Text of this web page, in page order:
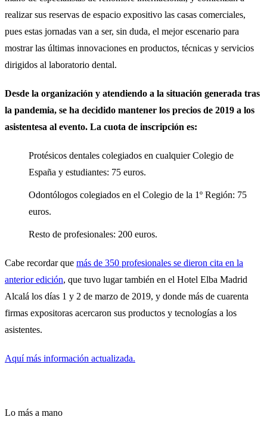
realizar sus reservas de espacio expositivo las casas comerciales,
pues estas jornadas van a ser, sin duda, el mejor escenario para
mostrar las últimas innovaciones en productos, técnicas y servicios
dirigidos al laboratorio dental.
Desde la organización y atendiendo a la situación generada tras
la pandemia, se ha decidido mantener los precios de 2019 a los
asistentesa al evento. La cuota de inscripción es:
Protésicos dentales colegiados en cualquier Colegio de
España y estudiantes: 75 euros.
Odontólogos colegiados en el Colegio de la 1º Región: 75
euros.
Resto de profesionales: 200 euros.
Cabe recordar que más de 350 profesionales se dieron cita en la
anterior edición, que tuvo lugar también en el Hotel Elba Madrid
Alcalá los días 1 y 2 de marzo de 2019, y donde más de cuarenta
firmas expositoras acercaron sus productos y tecnologías a los
asistentes.
Aquí más información actualizada.
Lo más a mano